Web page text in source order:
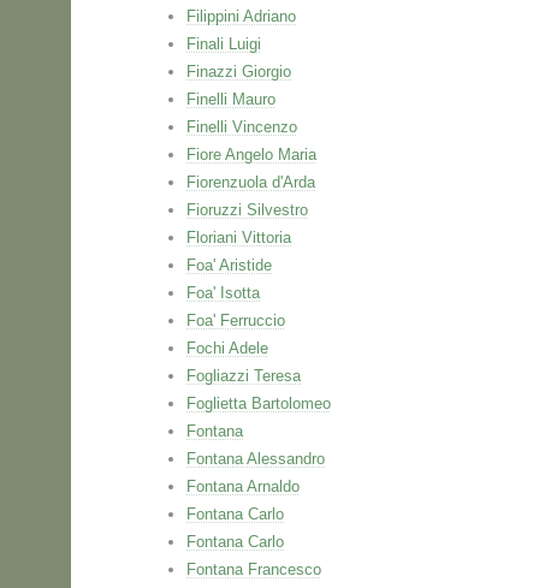
Filippini Adriano
Finali Luigi
Finazzi Giorgio
Finelli Mauro
Finelli Vincenzo
Fiore Angelo Maria
Fiorenzuola d'Arda
Fioruzzi Silvestro
Floriani Vittoria
Foa' Aristide
Foa' Isotta
Foa' Ferruccio
Fochi Adele
Fogliazzi Teresa
Foglietta Bartolomeo
Fontana
Fontana Alessandro
Fontana Arnaldo
Fontana Carlo
Fontana Carlo
Fontana Francesco